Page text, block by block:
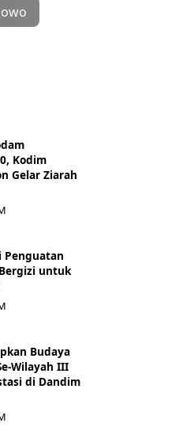
Kodim
Gelar Ziarah
Penguatan
untuk
Budaya
Wilayah III
di Dandim